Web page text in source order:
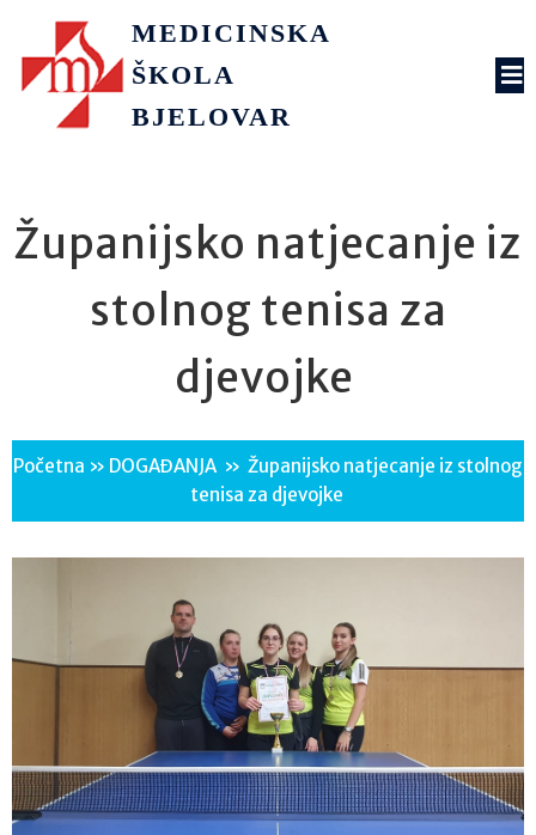
MEDICINSKA
ŠKOLA
BJELOVAR
Županijsko natjecanje iz
stolnog tenisa za
djevojke
Početna » DOGAĐANJA » Županijsko natjecanje iz stolnog
tenisa za djevojke